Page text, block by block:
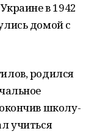
в 1942
домой с
родился
школу-
учиться